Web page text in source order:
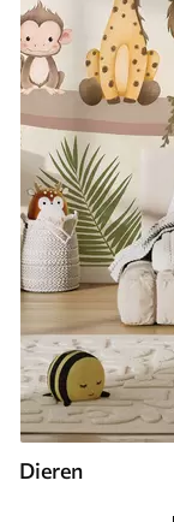
Dieren